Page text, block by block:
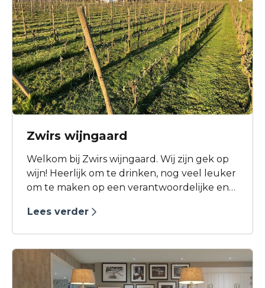
Zwirs wijngaard
Welkom bij Zwirs wijngaard. Wij zijn gek op
wijn! Heerlijk om te drinken, nog veel leuker
om te maken op een verantwoordelijke en
Lees verder